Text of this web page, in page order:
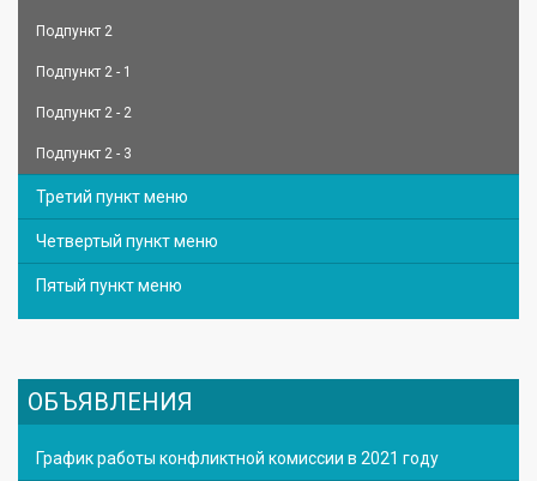
Подпункт 2
Подпункт 2 - 1
Подпункт 2 - 2
Подпункт 2 - 3
Третий пункт меню
Четвертый пункт меню
Пятый пункт меню
ОБЪЯВЛЕНИЯ
График работы конфликтной комиссии в 2021 году